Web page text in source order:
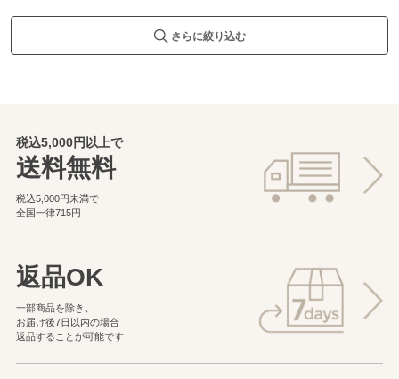
さらに絞り込む
税込5,000円以上で
送料無料
税込5,000円未満で
全国一律715円
返品OK
一部商品を除き、
お届け後7日以内の場合
返品することが可能です